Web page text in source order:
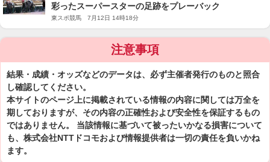
彩ったスーパースターの足跡をプレーバック
東スポ競馬 7月12日 14時18分
注意事項
結果・成績・オッズなどのデータは、必ず主催者発行のものと照合
し確認してください。
本サイトのページ上に掲載されている情報の内容に関しては万全を
期しておりますが、その内容の正確性および安全性を保証するもの
ではありません。 当該情報に基づいて被ったいかなる損害について
も、株式会社NTTドコモおよび情報提供者は一切の責任を負いかね
ます。